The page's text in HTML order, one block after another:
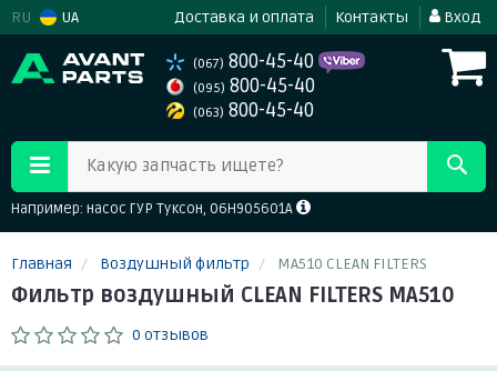
RU UA Доставка и оплата Контакты Вход
(067) 800-45-40
(095) 800-45-40
(063) 800-45-40
Какую запчасть ищете?
Например: насос ГУР Туксон, 06H905601A
Главная Воздушный фильтр MA510 CLEAN FILTERS
Фильтр воздушный CLEAN FILTERS MA510
0 отзывов